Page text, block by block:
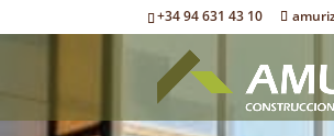
+34 94 631 43 10